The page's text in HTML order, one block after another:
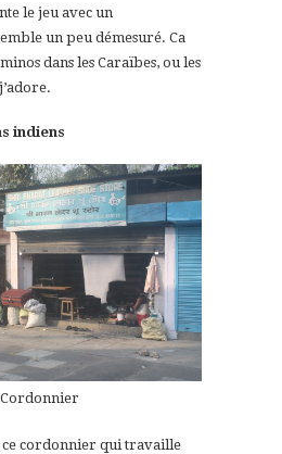
le jeu avec un
un peu démesuré. Ca
dans les Caraïbes, ou les
indiens
Cordonnier
ce cordonnier qui travaille